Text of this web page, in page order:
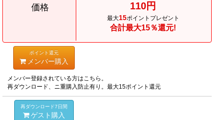
価格 110円
最大15ポイントプレゼント
合計最大15％還元!
ポイント還元
メンバー購入
メンバー登録されている方はこちら。
再ダウンロード、ニ重購入防止有り。最大15ポイント還元
再ダウンロード7日間
ゲスト購入